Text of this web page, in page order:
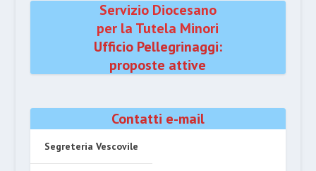
Servizio Diocesano
per la Tutela Minori
Ufficio Pellegrinaggi:
proposte attive
Contatti e-mail
Segreteria Vescovile